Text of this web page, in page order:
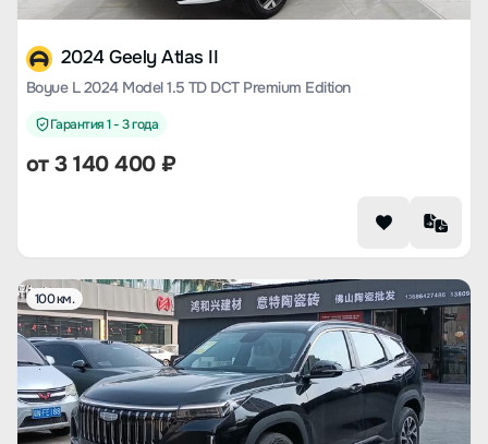
2024 Geely Atlas II
Boyue L 2024 Model 1.5 TD DCT Premium Edition
Гарантия 1 - 3 года
от3 140 400₽
100 км.